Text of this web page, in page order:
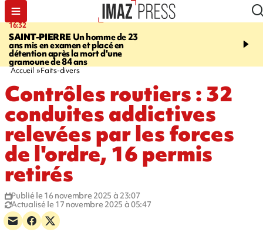
16:32
SAINT-PIERREUn homme de 23
ans mis en examen et placé en
détention après la mort d'une
gramoune de 84 ans
21:08
et Turquie scellent un
Accueil Faits-divers
Contrôles routiers : 32
conduites addictives
relevées par les forces
de l'ordre, 16 permis
retirés
Publié le 16 novembre 2025 à 23:07
Actualisé le 17 novembre 2025 à 05:47